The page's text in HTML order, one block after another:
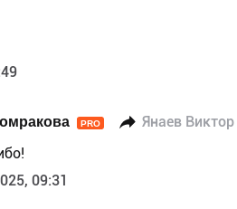
PRO Янаев Виктор
09:31